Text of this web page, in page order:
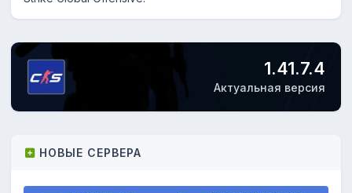
1.41.7.4
Актуальная версия
НОВЫЕ СЕРВЕРА